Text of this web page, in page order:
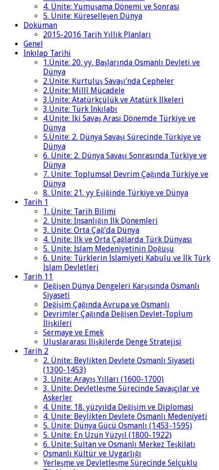
4. Ünite: Yumuşama Dönemi ve Sonrası
5. Ünite: Küreselleşen Dünya
Doküman
2015-2016 Tarih Yıllık Planları
Genel
İnkılap Tarihi
1.Ünite: 20. yy. Başlarında Osmanlı Devleti ve
Dünya
2.Ünite: Kurtuluş Savaşı’nda Cepheler
2.Ünite: Millî Mücadele
3.Ünite: Atatürkçülük ve Atatürk İlkeleri
3.Ünite: Türk İnkılabı
4.Ünite: İki Savaş Arası Dönemde Türkiye ve
Dünya
5.Ünite: 2. Dünya Savaşı Sürecinde Türkiye ve
Dünya
6. Ünite: 2. Dünya Savaşı Sonrasında Türkiye ve
Dünya
7. Ünite: Toplumsal Devrim Çağında Türkiye ve
Dünya
8. Ünite: 21. yy Eşiğinde Türkiye ve Dünya
Tarih 1
1. Ünite: Tarih Bilimi
2. Ünite: İnsanlığın İlk Dönemleri
3. Ünite: Orta Çağ'da Dünya
4. Ünite: İlk ve Orta Çağlarda Türk Dünyası
5. Ünite: İslam Medeniyetinin Doğuşu
6. Ünite: Türklerin İslamiyeti Kabulu ve İlk Türk
İslam Devletleri
Tarih 11
Değişen Dünya Dengeleri Karşısında Osmanlı
Siyaseti
Değişim Çağında Avrupa ve Osmanlı
Devrimler Çağında Değişen Devlet-Toplum
İlişkileri
Sermaye ve Emek
Uluslararası İlişkilerde Denge Stratejisi
Tarih 2
2. Ünite: Beylikten Devlete Osmanlı Siyaseti
(1300-1453)
3. Ünite: Arayış Yılları (1600-1700)
3. Ünite: Devletleşme Sürecinde Savaşçılar ve
Askerler
4. Ünite: 18. yüzyılda Değişim ve Diplomasi
4. Ünite: Beylikten Devlete Osmanlı Medeniyeti
5. Ünite: Dünya Gücü Osmanlı (1453-1595)
5. Ünite: En Uzun Yüzyıl (1800-1922)
6. Ünite: Sultan ve Osmanlı Merkez Teşkilatı
Osmanlı Kültür ve Uygarlığı
Yerleşme ve Devletleşme Sürecinde Selçuklu